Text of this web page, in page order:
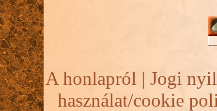
A honlapról | Jogi
használat/cookie